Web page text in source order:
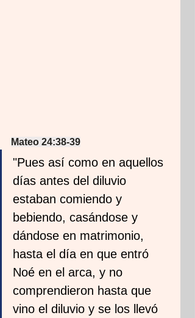
Mateo 24:38-39
"Pues así como en aquellos
días antes del diluvio
estaban comiendo y
bebiendo, casándose y
dándose en matrimonio,
hasta el día en que entró
Noé en el arca, y no
comprendieron hasta que
vino el diluvio y se los llevó